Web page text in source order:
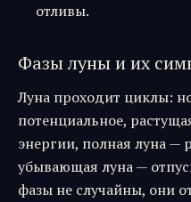
отливы.
Фазы луны и их
Луна проходит циклы:
потенциальное,
энергии, полная луна —
убывающая луна —
фазы не случайны, они